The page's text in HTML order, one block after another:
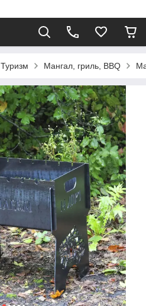
Туризм Мангал, гриль, BBQ